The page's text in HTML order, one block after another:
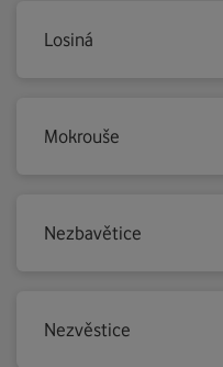
Losiná
Mokrouše
Nezbavětice
Nezvěstice